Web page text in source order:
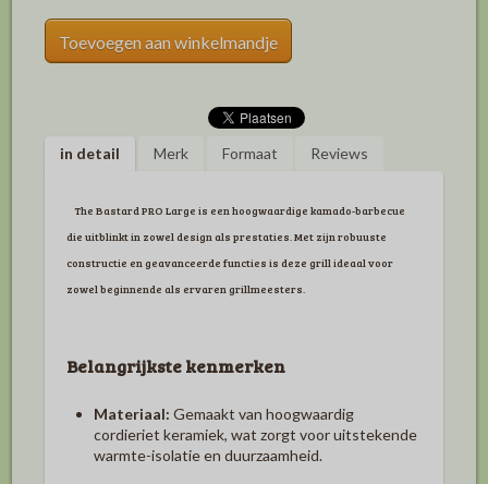
Toevoegen aan winkelmandje
in detail Merk Formaat Reviews
The Bastard PRO Large is een hoogwaardige kamado-barbecue
die uitblinkt in zowel design als prestaties. Met zijn robuuste
constructie en geavanceerde functies is deze grill ideaal voor
zowel beginnende als ervaren grillmeesters.
Belangrijkste kenmerken
Materiaal: Gemaakt van hoogwaardig
cordieriet keramiek, wat zorgt voor uitstekende
warmte-isolatie en duurzaamheid.